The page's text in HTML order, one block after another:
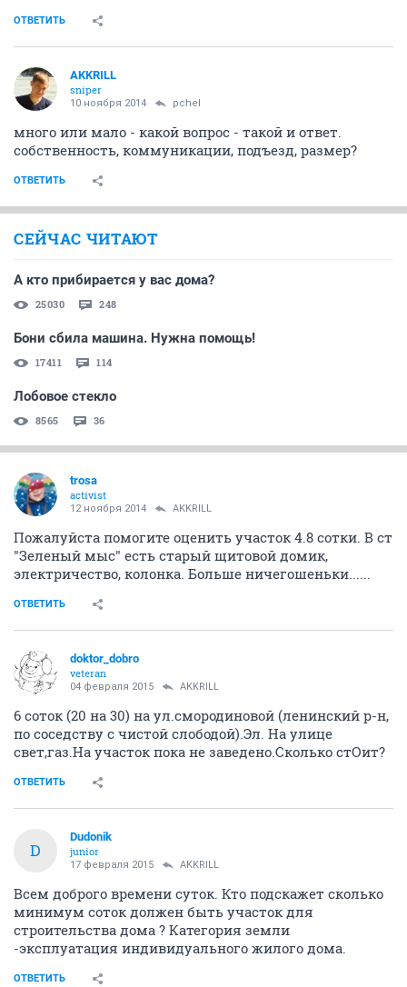
ОТВЕТИТЬ
AKKRILL
sniper
10 ноября 2014 pchel
много или мало - какой вопрос - такой и ответ.
собственность, коммуникации, подъезд, размер?
ОТВЕТИТЬ
СЕЙЧАС ЧИТАЮТ
А кто прибирается у вас дома?
25030 248
Бони сбила машина. Нужна помощь!
17411 114
Лобовое стекло
8565 36
trosa
activist
12 ноября 2014 AKKRILL
Пожалуйста помогите оценить участок 4.8 сотки. В ст
"Зеленый мыс" есть старый щитовой домик,
электричество, колонка. Больше ничегошеньки......
ОТВЕТИТЬ
doktor_dobro
veteran
04 февраля 2015 AKKRILL
6 cоток (20 на 30) на ул.смородиновой (ленинский р-н,
по соседству с чистой слободой).Эл. На улице
свет,газ.На участок пока не заведено.Сколько стОит?
ОТВЕТИТЬ
D
Dudonik
junior
17 февраля 2015 AKKRILL
Всем доброго времени суток. Кто подскажет сколько
минимум соток должен быть участок для
строительства дома ? Категория земли
-эксплуатация индивидуального жилого дома.
ОТВЕТИТЬ